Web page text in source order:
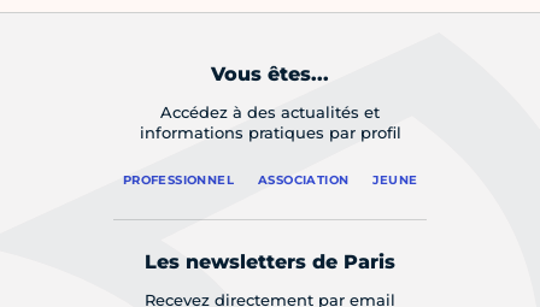
Vous êtes...
Accédez à des actualités et
informations pratiques par profil
PROFESSIONNEL ASSOCIATION JEUNE
Les newsletters de Paris
Recevez directement par email